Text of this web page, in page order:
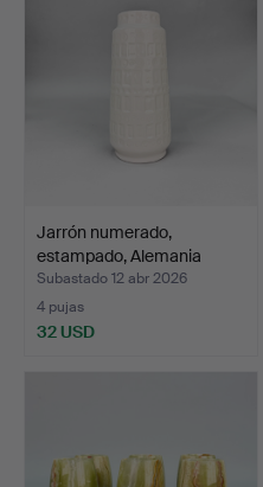
Jarrón numerado,
estampado, Alemania
Occid…
Subastado 12 abr 2026
4 pujas
32 USD